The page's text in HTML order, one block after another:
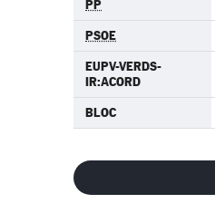
PP
PSOE
EUPV-VERDS-
IR:ACORD
BLOC